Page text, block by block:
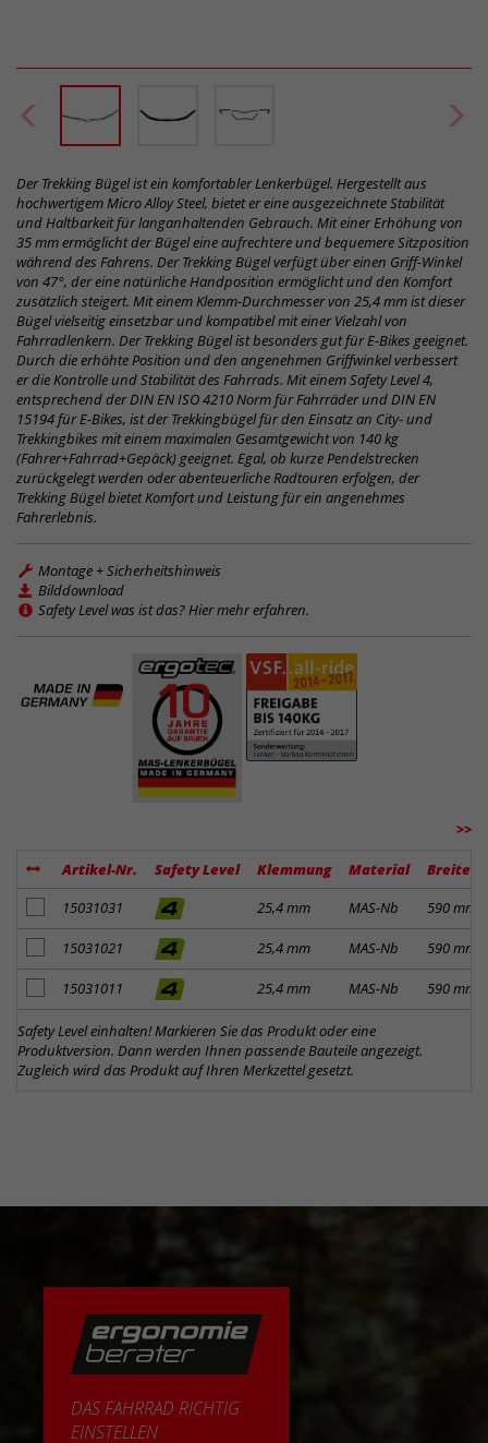
Der Trekking Bügel ist ein komfortabler Lenkerbügel. Hergestellt aus
hochwertigem Micro Alloy Steel, bietet er eine ausgezeichnete Stabilität
und Haltbarkeit für langanhaltenden Gebrauch. Mit einer Erhöhung von
35 mm ermöglicht der Bügel eine aufrechtere und bequemere Sitzposition
während des Fahrens. Der Trekking Bügel verfügt über einen Griff-Winkel
von 47°, der eine natürliche Handposition ermöglicht und den Komfort
zusätzlich steigert. Mit einem Klemm-Durchmesser von 25,4 mm ist dieser
Bügel vielseitig einsetzbar und kompatibel mit einer Vielzahl von
Fahrradlenkern. Der Trekking Bügel ist besonders gut für E-Bikes geeignet.
Durch die erhöhte Position und den angenehmen Griffwinkel verbessert
er die Kontrolle und Stabilität des Fahrrads. Mit einem Safety Level 4,
entsprechend der DIN EN ISO 4210 Norm für Fahrräder und DIN EN
15194 für E-Bikes, ist der Trekkingbügel für den Einsatz an City- und
Trekkingbikes mit einem maximalen Gesamtgewicht von 140 kg
(Fahrer+Fahrrad+Gepäck) geeignet. Egal, ob kurze Pendelstrecken
zurückgelegt werden oder abenteuerliche Radtouren erfolgen, der
Trekking Bügel bietet Komfort und Leistung für ein angenehmes
Fahrerlebnis.
Montage + Sicherheitshinweis
Bilddownload
Safety Level was ist das? Hier mehr erfahren.
>>
Artikel-Nr. Safety Level Klemmung Material
Breite
Artikel zum Merkzettel hinzufügen
15031031 25,4 mm MAS-Nb 590 mm
Artikel zum Merkzettel hinzufügen
15031021 25,4 mm MAS-Nb 590 mm
Artikel zum Merkzettel hinzufügen
15031011 25,4 mm MAS-Nb 590 mm
Safety Level einhalten! Markieren Sie das Produkt oder eine
Produktversion. Dann werden Ihnen passende Bauteile angezeigt.
Zugleich wird das Produkt auf Ihren Merkzettel gesetzt.
DAS FAHRRAD RICHTIG
EINSTELLEN